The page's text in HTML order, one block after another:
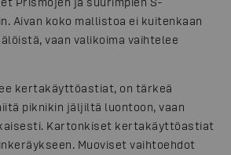
Aivan koko mallistoa ei kuitenkaan
vaan valikoima vaihtelee
kertakäyttöastiat, on tärkeä
piknikin jäljiltä luontoon, vaan
Kartonkiset kertakäyttöastiat
Muoviset vaihtoehdot